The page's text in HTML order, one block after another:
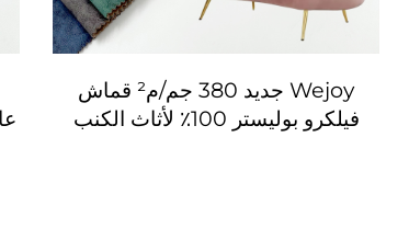
Wejoy جديد 380 جم/م² قماش
فيلكرو بوليستر 100٪ لأثاث الكنب